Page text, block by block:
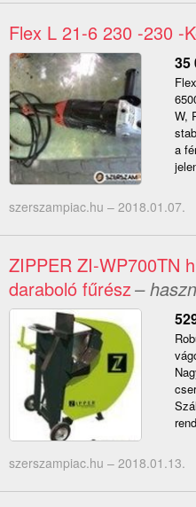
Flex L 21-6 230 -230 -
35
W,
a
szerszampiac.hu – 2018.01.07.
ZIPPER ZI-WP700TN
daraboló fűrész–
szerszampiac.hu – 2018.01.13.